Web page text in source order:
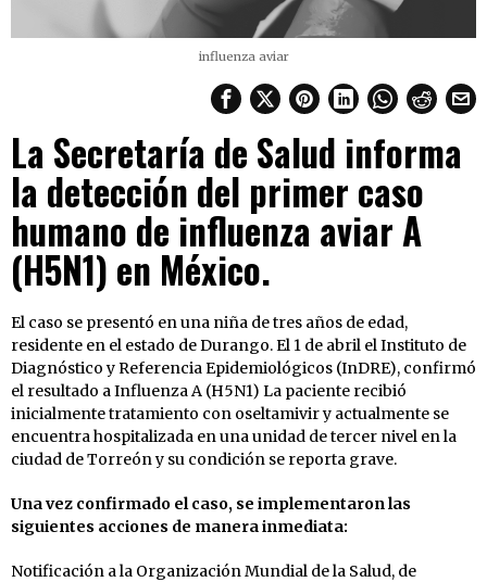
influenza aviar
La Secretaría de Salud informa
la detección del primer caso
humano de influenza aviar A
(H5N1) en México.
El caso se presentó en una niña de tres años de edad,
residente en el estado de Durango. El 1 de abril el Instituto de
Diagnóstico y Referencia Epidemiológicos (InDRE), confirmó
el resultado a Influenza A (H5N1) La paciente recibió
inicialmente tratamiento con oseltamivir y actualmente se
encuentra hospitalizada en una unidad de tercer nivel en la
ciudad de Torreón y su condición se reporta grave.
Una vez confirmado el caso, se implementaron las
siguientes acciones de manera inmediata:
Notificación a la Organización Mundial de la Salud, de